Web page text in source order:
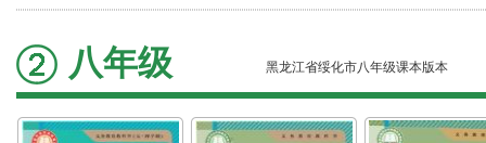
(部编版)
八年级 黑龙江省绥化市八年级课本版本